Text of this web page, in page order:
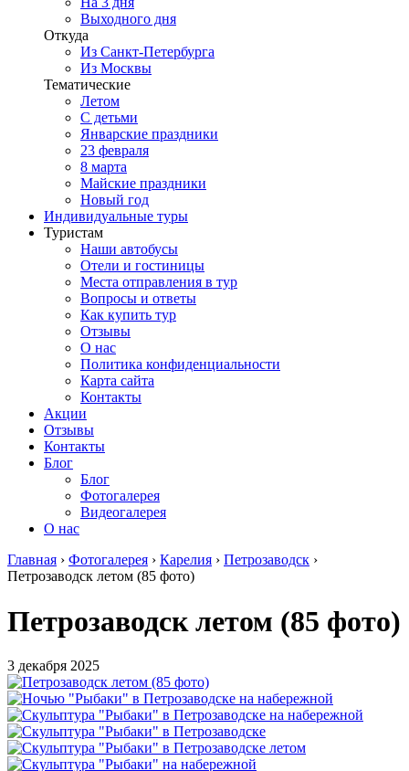
Выходного дня
Откуда
Из Санкт-Петербурга
Из Москвы
Тематические
Летом
С детьми
Январские праздники
23 февраля
8 марта
Майские праздники
Новый год
Индивидуальные туры
Туристам
Наши автобусы
Отели и гостиницы
Места отправления в тур
Вопросы и ответы
Как купить тур
Отзывы
О нас
Политика конфиденциальности
Карта сайта
Контакты
Акции
Отзывы
Контакты
Блог
Блог
Фотогалерея
Видеогалерея
О нас
Главная › Фотогалерея › Карелия › Петрозаводск ›
Петрозаводск летом (85 фото)
Петрозаводск летом (85 фото)
3 декабря 2025